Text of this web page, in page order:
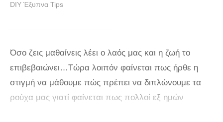
DIY Έξυπνα Tips
Όσο ζεις μαθαίνεις λέει ο λαός μας και η ζωή το
επιβεβαιώνει…Τώρα λοιπόν φαίνεται πως ήρθε η
στιγμή να μάθουμε πώς πρέπει να διπλώνουμε τα
ρούχα μας γιατί φαίνεται πως πολλοί εξ ημών